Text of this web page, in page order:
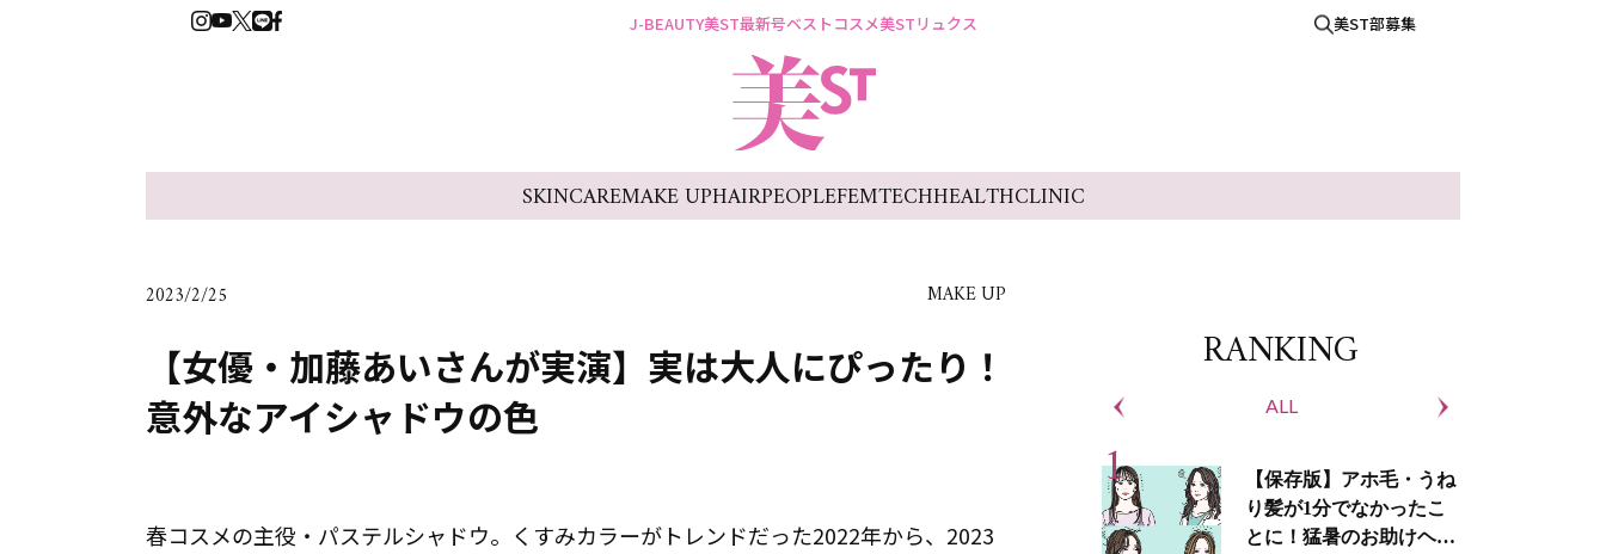
J-BEAUTY美ST最新号ベストコスメ美STリュクス 美ST部募集
SKINCAREMAKE UPHAIRPEOPLEFEMTECHHEALTHCLINIC
2023/2/25 MAKE UP
【女優・加藤あいさんが実演】実は大人にぴったり！
意外なアイシャドウの色
春コスメの主役・パステルシャドウ。くすみカラーがトレンドだった2022年から、2023
RANKING
ALL
【保存版】アホ毛・うね
り髪が1分でなかったこ
とに！猛暑のお助けヘア